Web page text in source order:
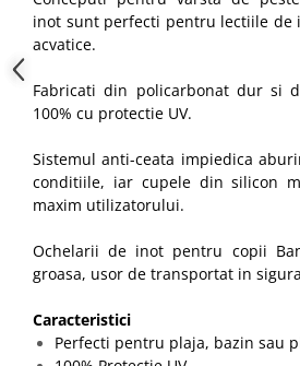
inot sunt perfecti pentru lectiile de
acvatice.
Fabricati din policarbonat dur si
100% cu protectie UV.
Sistemul anti-ceata impiedica
conditiile, iar cupele din silicon
maxim utilizatorului.
Ochelarii de inot pentru copii
groasa, usor de transportat in
Caracteristici
Perfecti pentru plaja, bazin sau